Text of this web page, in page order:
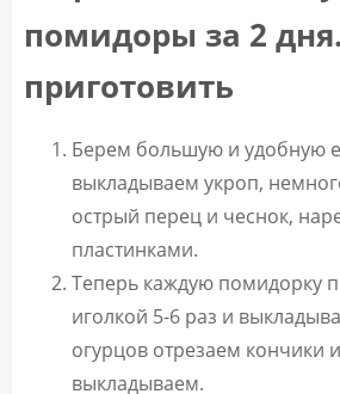
помидоры за 2
приготовить
Берем большую и удобную
выкладываем укроп,
острый перец и чеснок,
пластинками.
Теперь каждую помидорку
иголкой 5-6 раз и
огурцов отрезаем кончики
выкладываем.